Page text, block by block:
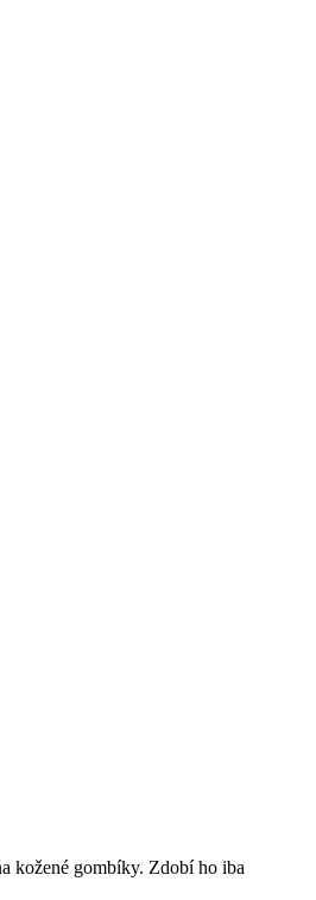
kožené gombíky. Zdobí ho iba